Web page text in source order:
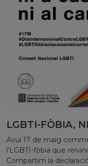
LGBTI-FÒBIA,
Avui 17 de maig
l’LGBTI-fòbia que
Compartim la